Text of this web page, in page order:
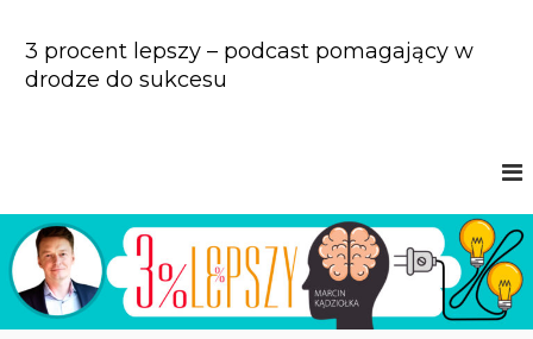
n
e
n
3 procent lepszy – podcast pomagający w
drodze do sukcesu